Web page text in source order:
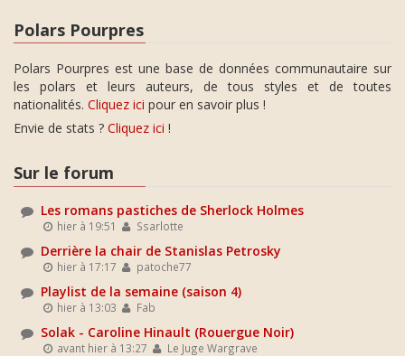
Polars Pourpres
Polars Pourpres est une base de données communautaire sur
les polars et leurs auteurs, de tous styles et de toutes
nationalités. Cliquez ici pour en savoir plus !
Envie de stats ? Cliquez ici !
Sur le forum
Les romans pastiches de Sherlock Holmes
hier à 19:51 Ssarlotte
Derrière la chair de Stanislas Petrosky
hier à 17:17 patoche77
Playlist de la semaine (saison 4)
hier à 13:03 Fab
Solak - Caroline Hinault (Rouergue Noir)
avant hier à 13:27 Le Juge Wargrave